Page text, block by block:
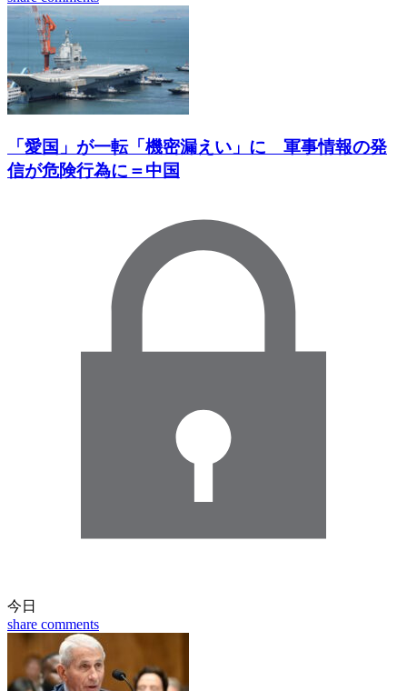
「愛国」が一転「機密漏えい」に 軍事情報の発
信が危険行為に＝中国
今日
share comments